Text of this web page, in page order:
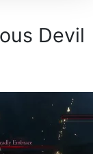
Devil